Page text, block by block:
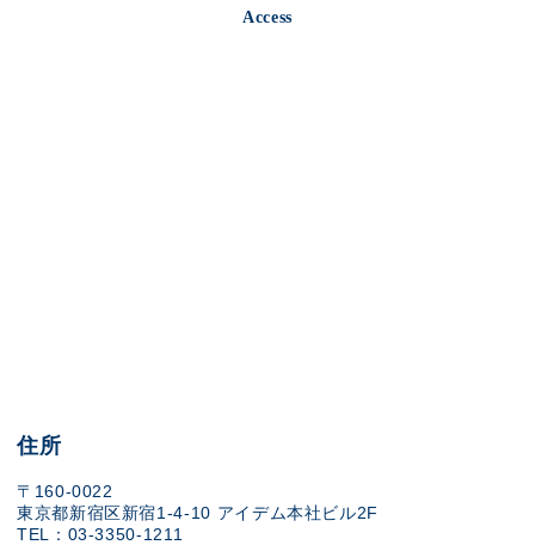
Access
住所
〒160-0022
東京都新宿区新宿1-4-10 アイデム本社ビル2F
TEL：03-3350-1211